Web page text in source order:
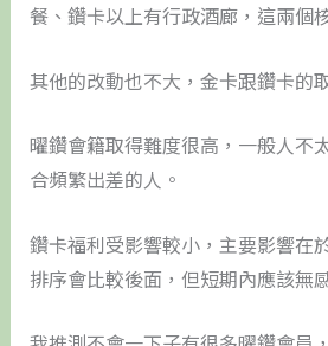
餐、鑽卡以上有行政酒廊，這兩個
其他的改動也不大，金卡跟鑽卡的
曜鑽會籍取得難度很高，一般人不
合頻繁出差的人。
鑽卡福利受影響較小，主要影響在
排序會比較後面，但短期內應該無